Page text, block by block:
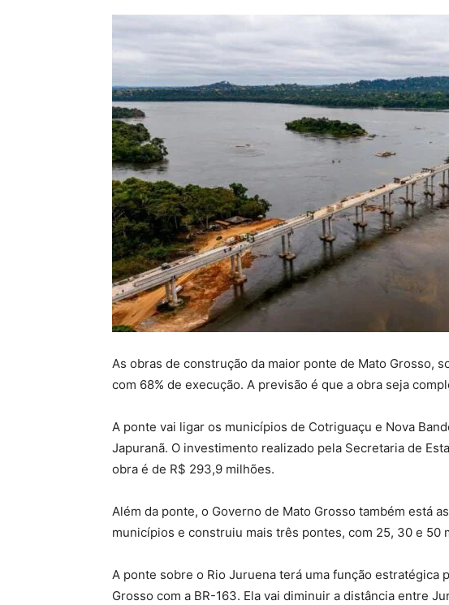
As obras de construção da maior ponte de Mato Grosso,
com 68% de execução. A previsão é que a obra seja
A ponte vai ligar os municípios de Cotriguaçu e Nova
Japuranã. O investimento realizado pela Secretaria de
obra é de R$ 293,9 milhões.
Além da ponte, o Governo de Mato Grosso também está
municípios e construiu mais três pontes, com 25, 30 e 50
A ponte sobre o Rio Juruena terá uma função estratégica
Grosso com a BR-163. Ela vai diminuir a distância entre